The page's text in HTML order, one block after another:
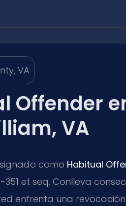
Offender
VA
como Habitual
et seq. Conlleva
enfrenta una